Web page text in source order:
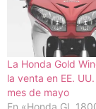
La Honda Gold
la venta en EE.
mes de mayo
En «Honda GL